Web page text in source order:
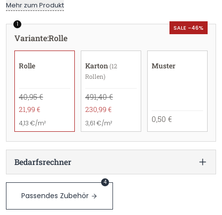
Mehr zum Produkt
SALE -46%
1
Variante:Rolle
Rolle
40,95 €
21,99 €
4,13 €/m²
Karton (12
Rollen)
491,40 €
230,99 €
3,61 €/m²
Muster
0,50 €
Bedarfsrechner
Passendes Zubehör
4